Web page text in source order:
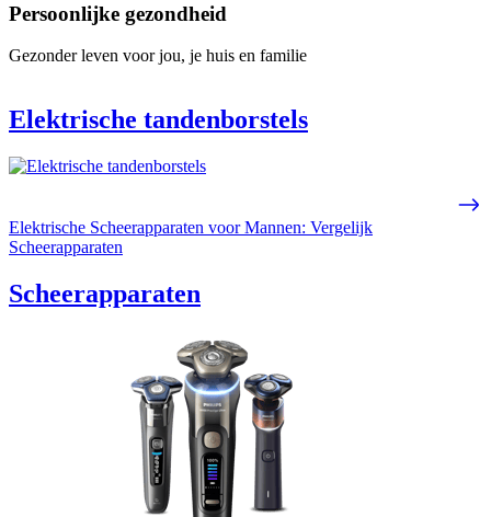
Persoonlijke gezondheid
Gezonder leven voor jou, je huis en familie
Elektrische tandenborstels
Elektrische Scheerapparaten voor Mannen: Vergelijk
Scheerapparaten
Scheerapparaten